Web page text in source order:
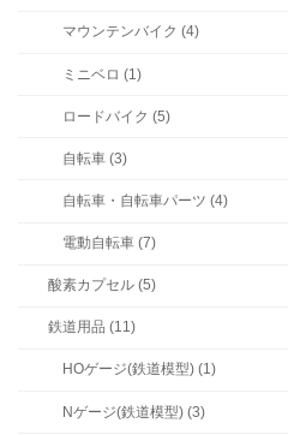
マウンテンバイク (4)
ミニベロ (1)
ロードバイク (5)
自転車 (3)
自転車・自転車パーツ (4)
電動自転車 (7)
酸素カプセル (5)
鉄道用品 (11)
HOゲージ(鉄道模型) (1)
Nゲージ(鉄道模型) (3)